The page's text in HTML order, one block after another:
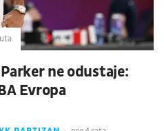
ne odustaje:
Evropa